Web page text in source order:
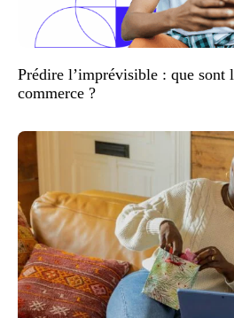
Prédire l’imprévisible : que sont
commerce ?